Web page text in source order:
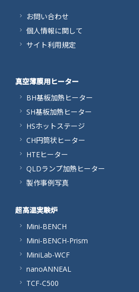
お問い合わせ
個人情報に関して
サイト利用規定
真空薄膜用ヒーター
BH基板加熱ヒーター
SH基板加熱ヒーター
HSホットステージ
CH円筒状ヒーター
HTEヒーター
QLDランプ加熱ヒーター
製作事例写真
超高温実験炉
Mini-BENCH
Mini-BENCH-Prism
MiniLab-WCF
nanoANNEAL
TCF-C500